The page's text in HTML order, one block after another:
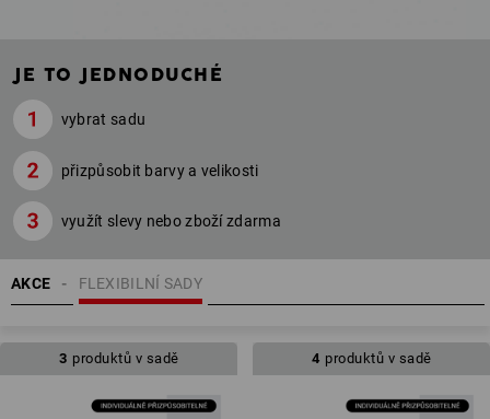
JE TO JEDNODUCHÉ
vybrat sadu
přizpůsobit barvy a velikosti
využít slevy nebo zboží zdarma
AKCE FLEXIBILNÍ SADY
3 produktů v sadě 4 produktů v sadě